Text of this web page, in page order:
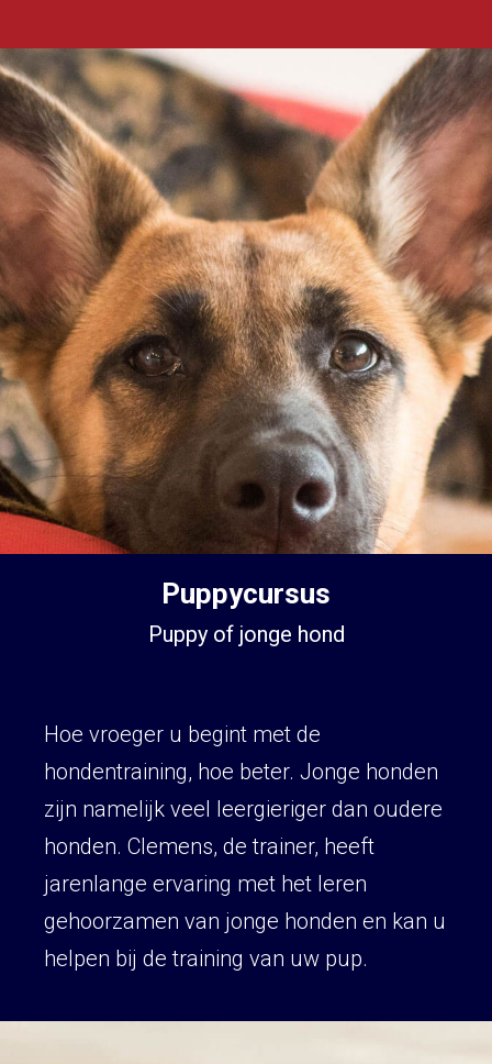
Puppycursus
Puppy of jonge hond
Hoe vroeger u begint met de
hondentraining, hoe beter. Jonge honden
zijn namelijk veel leergieriger dan oudere
honden. Clemens, de trainer, heeft
jarenlange ervaring met het leren
gehoorzamen van jonge honden en kan u
helpen bij de training van uw pup.